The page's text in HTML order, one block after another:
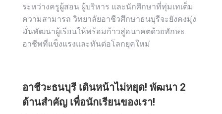
ระหว่างครูผู้สอน ผู้บริหาร และนักศึกษาที่ทุ่มเทเต็ม
ความสามารถ วิทยาลัยอาชีวศึกษาธนบุรีจะยังคงมุ่ง
มั่นพัฒนาผู้เรียนให้พร้อมก้าวสู่อนาคตด้วยทักษะ
อาชีพที่แข็งแรงและทันต่อโลกยุคใหม่
อาชีวะธนบุรี เดินหน้าไม่หยุด! พัฒนา 2
ด้านสำคัญ เพื่อนักเรียนของเรา!